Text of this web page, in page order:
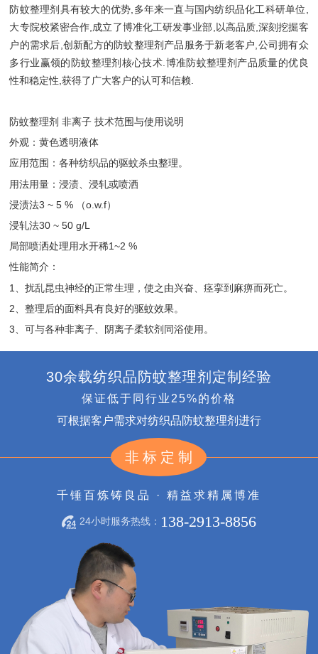
防蚊整理剂具有较大的优势,多年来一直与国内纺织品化工科研单位,
大专院校紧密合作,成立了博准化工研发事业部,以高品质,深刻挖掘客
户的需求后,创新配方的防蚊整理剂产品服务于新老客户,公司拥有众
多行业赢领的防蚊整理剂核心技术.博准防蚊整理剂产品质量的优良
性和稳定性,获得了广大客户的认可和信赖.
防蚊整理剂 非离子 技术范围与使用说明
外观：黄色透明液体
应用范围：各种纺织品的驱蚊杀虫整理。
用法用量：浸渍、浸轧或喷洒
浸渍法3 ~ 5 % （o.w.f）
浸轧法30 ~ 50 g/L
局部喷洒处理用水开稀1~2 %
性能简介：
1、扰乱昆虫神经的正常生理，使之由兴奋、痉挛到麻痹而死亡。
2、整理后的面料具有良好的驱蚊效果。
3、可与各种非离子、阴离子柔软剂同浴使用。
30余载纺织品防蚊整理剂定制经验
保证低于同行业25%的价格
可根据客户需求对纺织品防蚊整理剂进行
非标定制
千锤百炼铸良品 · 精益求精属博准
24小时服务热线： 138-2913-8856